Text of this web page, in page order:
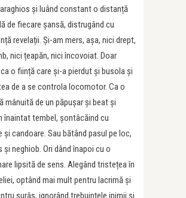
și luând constant o distanță
de fiecare șansă, distrugând cu
revelații. Și-am mers, așa, nici drept,
nici țeapăn, nici încovoiat. Doar
o ființă care și-a pierdut și busola și
de a se controla locomotor. Ca o
mânuită de un păpușar și beat și
înaintat tembel, șontâcăind cu
și candoare. Sau bătând pasul pe loc,
și neghiob. Ori dând înapoi cu o
lipsită de sens. Alegând tristețea în
optând mai mult pentru lacrimă și
surâs, ignorând trebuințele inimii și